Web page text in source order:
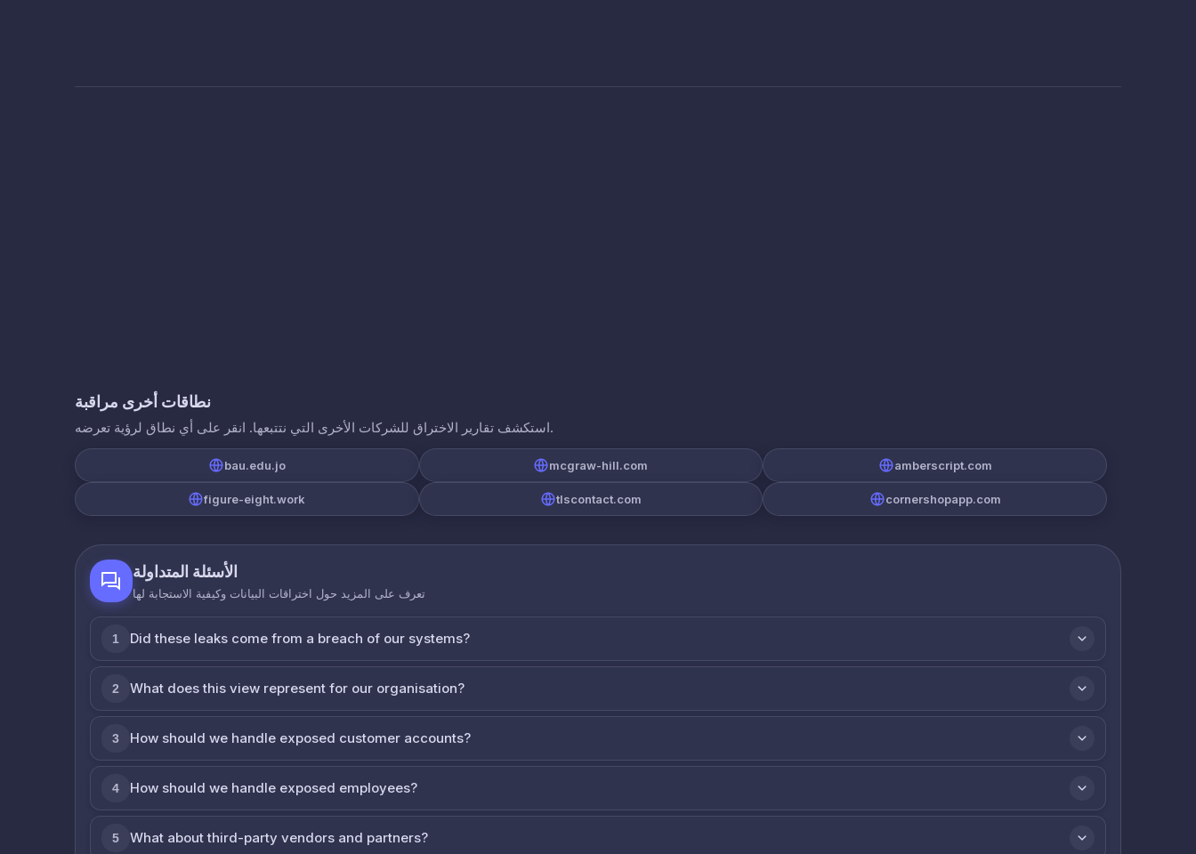
نطاقات أخرى مراقبة
استكشف تقارير الاختراق للشركات الأخرى التي نتتبعها. انقر على أي نطاق لرؤية تعرضه.
bau.edu.jo mcgraw-hill.com amberscript.com
figure-eight.work tlscontact.com cornershopapp.com
الأسئلة المتداولة
تعرف على المزيد حول اختراقات البيانات وكيفية الاستجابة لها
1 Did these leaks come from a breach of our systems?
2 What does this view represent for our organisation?
3 How should we handle exposed customer accounts?
4 How should we handle exposed employees?
5 What about third-party vendors and partners?